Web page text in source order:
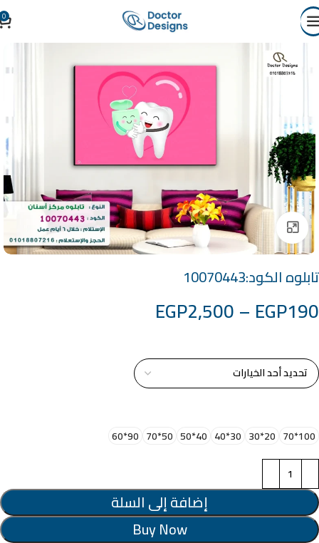
0
Click to enlarge
تابلوه الكود:10070443
EGP190
–
EGP2,500
100*70
20*30
30*40
40*50
50*70
90*60
إضافة إلى السلة
Buy Now